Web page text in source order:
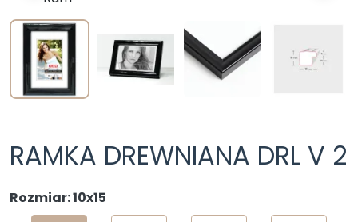
RAMKA DREWNIANA DRL V 2
Rozmiar: 10x15